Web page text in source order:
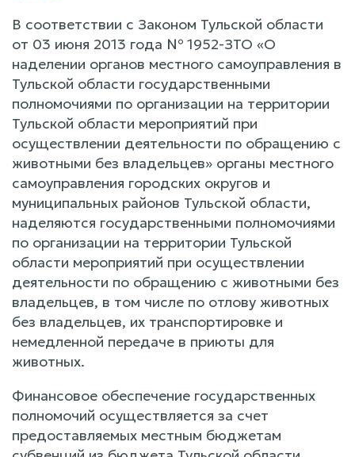
В соответствии с Законом Тульской области
от 03 июня 2013 года № 1952-ЗТО «О
наделении органов местного самоуправления в
Тульской области государственными
полномочиями по организации на территории
Тульской области мероприятий при
осуществлении деятельности по обращению с
животными без владельцев» органы местного
самоуправления городских округов и
муниципальных районов Тульской области,
наделяются государственными полномочиями
по организации на территории Тульской
области мероприятий при осуществлении
деятельности по обращению с животными без
владельцев, в том числе по отлову животных
без владельцев, их транспортировке и
немедленной передаче в приюты для
животных.
Финансовое обеспечение государственных
полномочий осуществляется за счет
предоставляемых местным бюджетам